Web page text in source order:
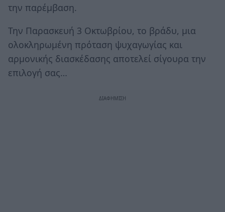
την παρέμβαση.
Την Παρασκευή 3 Οκτωβρίου, το βράδυ, μια
ολοκληρωμένη πρόταση ψυχαγωγίας και
αρμονικής διασκέδασης αποτελεί σίγουρα την
επιλογή σας…